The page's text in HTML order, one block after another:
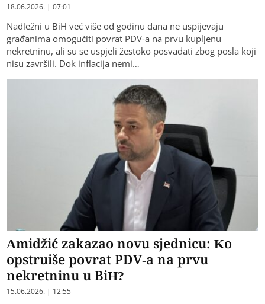
18.06.2026. | 07:01
Nadležni u BiH već više od godinu dana ne uspijevaju
građanima omogućiti povrat PDV-a na prvu kupljenu
nekretninu, ali su se uspjeli žestoko posvađati zbog posla koji
nisu završili. Dok inflacija nemi…
Amidžić zakazao novu sjednicu: Ko
opstruiše povrat PDV-a na prvu
nekretninu u BiH?
15.06.2026. | 12:55